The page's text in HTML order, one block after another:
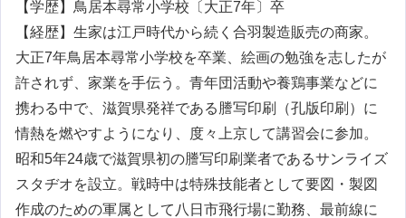
【学歴】鳥居本尋常小学校〔大正7年〕卒
【経歴】生家は江戸時代から続く合羽製造販売の商家。
大正7年鳥居本尋常小学校を卒業、絵画の勉強を志したが
許されず、家業を手伝う。青年団活動や養鶏事業などに
携わる中で、滋賀県発祥である謄写印刷（孔版印刷）に
情熱を燃やすようになり、度々上京して講習会に参加。
昭和5年24歳で滋賀県初の謄写印刷業者であるサンライズ
スタヂオを設立。戦時中は特殊技能者として要図・製図
作成のための軍属として八日市飛行場に勤務、最前線に